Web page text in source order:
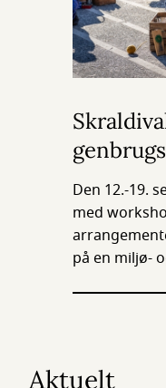
Den 12.-19.
med
på en miljø-
Aktuelt